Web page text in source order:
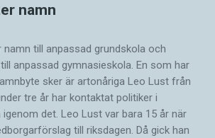
namn
namn till anpassad grundskola och
anpassad gymnasieskola. En som har
sker är artonåriga Leo Lust från
tre år har kontaktat politiker i
det. Leo Lust var bara 15 år när
till riksdagen. Då gick han